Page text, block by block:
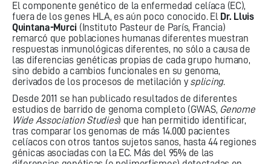
El componente genético de la enfermedad celíaca (EC),
fuera de los genes HLA, es aún poco conocido. El Dr. Lluis
Quintana-Murci (Instituto Pasteur de París, Francia)
remarcó que poblaciones humanas diferentes muestran
respuestas inmunológicas diferentes, no sólo a causa de
las diferencias genéticas propias de cada grupo humano,
sino debido a cambios funcionales en su genoma,
derivados de los procesos de metilación y splicing.
Desde 2011 se han publicado resultados de diferentes
estudios de barrido de genoma completo (GWAS, Genome
Wide Association Studies) que han permitido identificar,
tras comparar los genomas de más 14.000 pacientes
celíacos con otros tantos sujetos sanos, hasta 44 regiones
génicas asociadas con la EC. Más del 95% de las